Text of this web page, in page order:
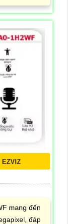
EZVIZ
mang đến
đáp